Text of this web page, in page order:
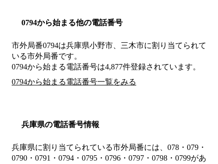
0794から始まる他の電話番号
市外局番0794は兵庫県小野市、三木市に割り当てられて
いる市外局番です。
0794から始まる電話番号は4,877件登録されています。
0794から始まる電話番号一覧をみる
兵庫県の電話番号情報
兵庫県に割り当てられている市外局番には、078・079・
0790・0791・0794・0795・0796・0797・0798・0799があ